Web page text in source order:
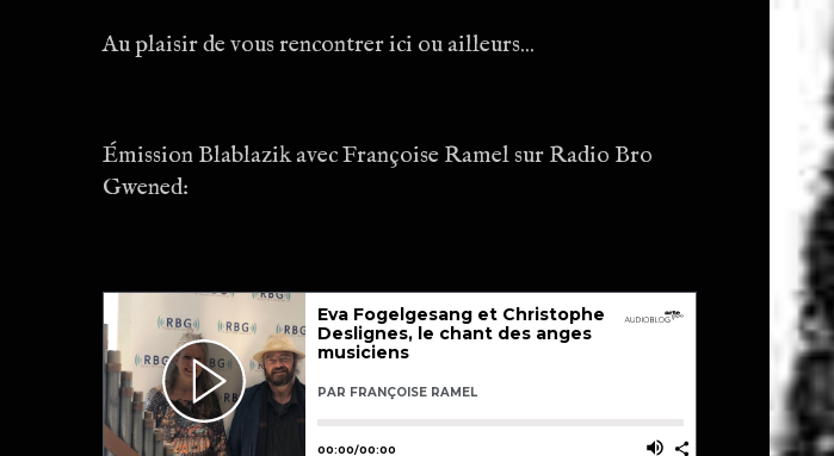
Au plaisir de vous rencontrer ici ou ailleurs...
Émission Blablazik avec Françoise Ramel sur Radio Bro
Gwened: